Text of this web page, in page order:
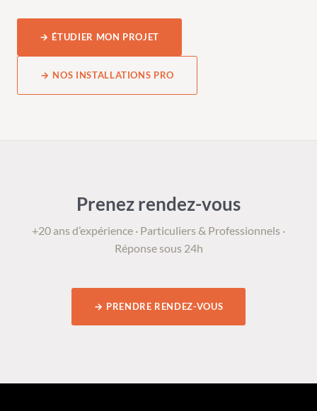
→ ÉTUDIER MON PROJET
→ NOS INSTALLATIONS PRO
Prenez rendez-vous
+20 ans d’expérience · Particuliers & Professionnels ·
Réponse sous 24h
→ PRENDRE RENDEZ-VOUS